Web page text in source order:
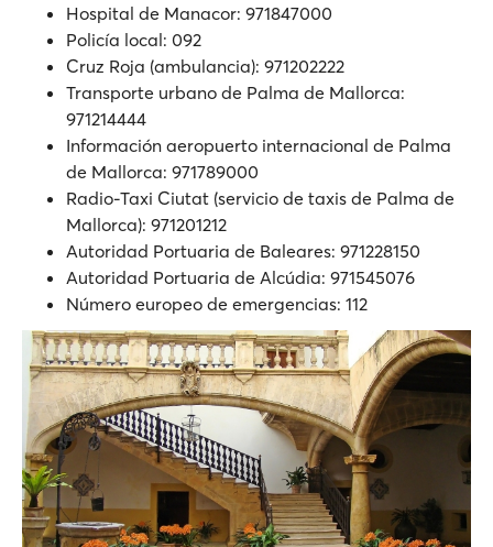
Hospital de Manacor: 971847000
Policía local: 092
Cruz Roja (ambulancia): 971202222
Transporte urbano de Palma de Mallorca:
971214444
Información aeropuerto internacional de Palma
de Mallorca: 971789000
Radio-Taxi Ciutat (servicio de taxis de Palma de
Mallorca): 971201212
Autoridad Portuaria de Baleares: 971228150
Autoridad Portuaria de Alcúdia: 971545076
Número europeo de emergencias: 112